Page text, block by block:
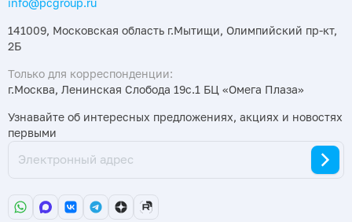
141009, Московская область г.Мытищи, Олимпийский пр-кт,
2Б
Только для корреспонденции:
г.Москва, Ленинская Слобода 19с.1 БЦ «Омега Плаза»
Узнавайте об интересных предложениях, акциях и новостях
первыми